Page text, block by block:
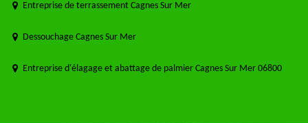
Entreprise de terrassement Cagnes Sur Mer
Dessouchage Cagnes Sur Mer
Entreprise d'élagage et abattage de palmier Cagnes Sur Mer 06800